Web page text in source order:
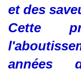
et des
Cette
années